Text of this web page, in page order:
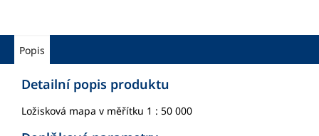
Popis
Detailní popis produktu
Ložisková mapa v měřítku 1 : 50 000